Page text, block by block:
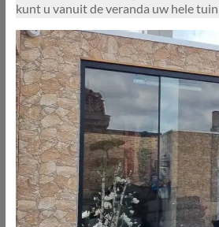
kunt u vanuit de veranda uw hele